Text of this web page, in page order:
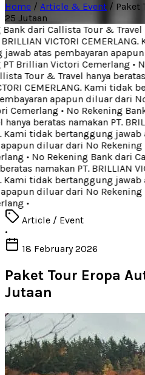
Home / Article & Event / Paket
25 Jutaan
dari Callista Tour & Travel
VICTORI CEMERLANG.
atas pembayaran apapun
Brillian Victori Cemerlang•
Tour & Travel hanya beratas
CEMERLANG. Kami tidak
apapun diluar dari No
Cemerlang• No Rekening
beratas namakan PT.
Kami tidak bertanggung jawab
diluar dari No Rekening
• No Rekening Bank dari
namakan PT. BRILLIAN
Kami tidak bertanggung jawab
diluar dari No Rekening
•
Article / Event
•
18 February 2026
Paket Tour Eropa
Jutaan